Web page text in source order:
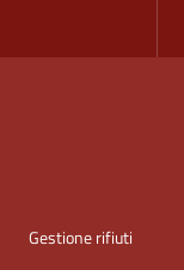
Gestione rifiuti